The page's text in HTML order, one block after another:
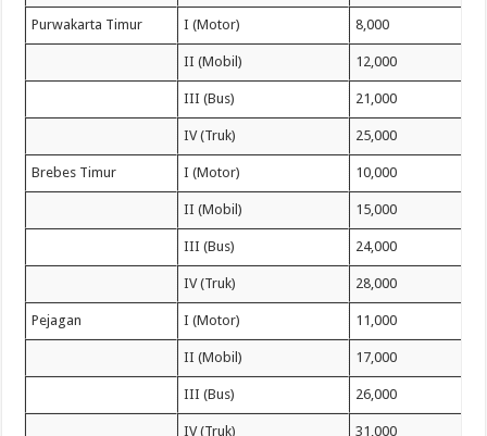
Purwakarta Timur I (Motor) 8,000
II (Mobil) 12,000
III (Bus) 21,000
IV (Truk) 25,000
Brebes Timur I (Motor) 10,000
II (Mobil) 15,000
III (Bus) 24,000
IV (Truk) 28,000
Pejagan I (Motor) 11,000
II (Mobil) 17,000
III (Bus) 26,000
IV (Truk) 31,000